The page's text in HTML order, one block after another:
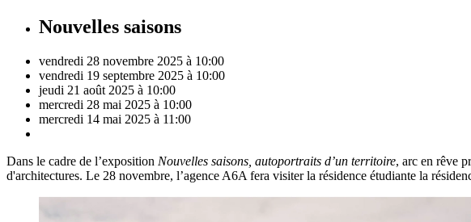
Nouvelles saisons
vendredi 28 novembre 2025 à 10:00
vendredi 19 septembre 2025 à 10:00
jeudi 21 août 2025 à 10:00
mercredi 28 mai 2025 à 10:00
mercredi 14 mai 2025 à 11:00
Dans le cadre de l’exposition Nouvelles saisons, autoportraits d’un territoire, arc en rêve
d'architectures. Le 28 novembre, l’agence A6A fera visiter la résidence étudiante la